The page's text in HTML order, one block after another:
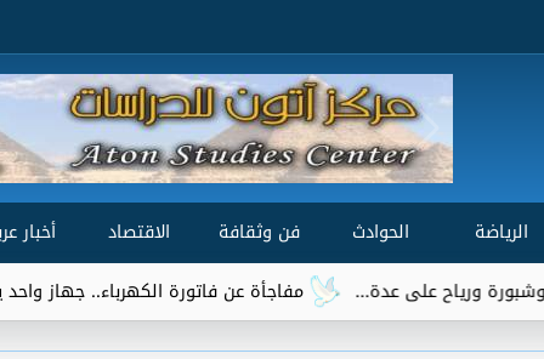
الرياضة الحوادث فن وثقافة الاقتصاد
أخبار
مفاجأة عن فاتورة الكهرباء.. جهاز واحد يتصدر قائمة الأكثر